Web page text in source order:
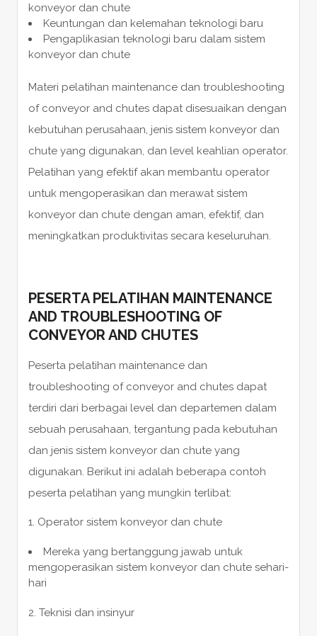
konveyor dan chute
Keuntungan dan kelemahan teknologi baru
Pengaplikasian teknologi baru dalam sistem
konveyor dan chute
Materi pelatihan maintenance dan troubleshooting
of conveyor and chutes dapat disesuaikan dengan
kebutuhan perusahaan, jenis sistem konveyor dan
chute yang digunakan, dan level keahlian operator.
Pelatihan yang efektif akan membantu operator
untuk mengoperasikan dan merawat sistem
konveyor dan chute dengan aman, efektif, dan
meningkatkan produktivitas secara keseluruhan.
PESERTA PELATIHAN MAINTENANCE
AND TROUBLESHOOTING OF
CONVEYOR AND CHUTES
Peserta pelatihan maintenance dan
troubleshooting of conveyor and chutes dapat
terdiri dari berbagai level dan departemen dalam
sebuah perusahaan, tergantung pada kebutuhan
dan jenis sistem konveyor dan chute yang
digunakan. Berikut ini adalah beberapa contoh
peserta pelatihan yang mungkin terlibat:
Operator sistem konveyor dan chute
Mereka yang bertanggung jawab untuk
mengoperasikan sistem konveyor dan chute sehari-
hari
Teknisi dan insinyur